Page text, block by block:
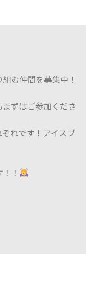
む仲間を募集中！
まずはご参加くださ
れです！アイスブ
！